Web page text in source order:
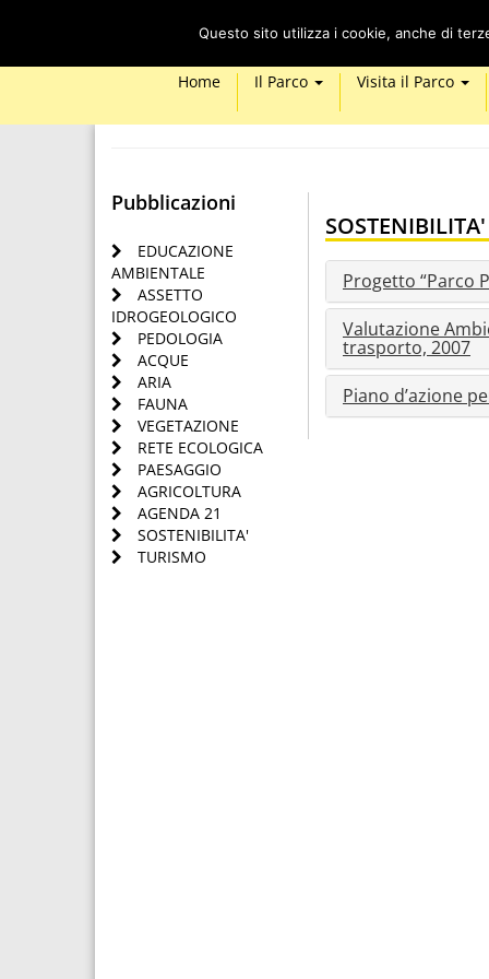
Home Il Parco Visita il Parco
Pubblicazioni
EDUCAZIONE
AMBIENTALE
ASSETTO
IDROGEOLOGICO
PEDOLOGIA
ACQUE
ARIA
FAUNA
VEGETAZIONE
RETE ECOLOGICA
PAESAGGIO
AGRICOLTURA
AGENDA 21
SOSTENIBILITA'
TURISMO
SOSTENIBILITA'
Progetto “Parco
Valutazione
trasporto, 2007
Piano d’azione
Questo sito utilizza i cookie, anche di